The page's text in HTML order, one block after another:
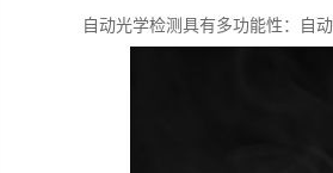
自动光学检测具有多功能性：自